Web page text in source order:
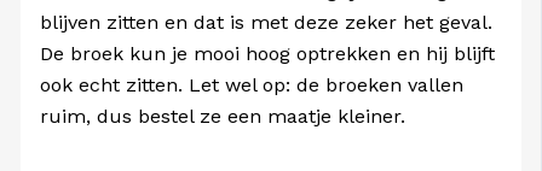
blijven zitten en dat is met deze zeker het geval.
De broek kun je mooi hoog optrekken en hij blijft
ook echt zitten. Let wel op: de broeken vallen
ruim, dus bestel ze een maatje kleiner.